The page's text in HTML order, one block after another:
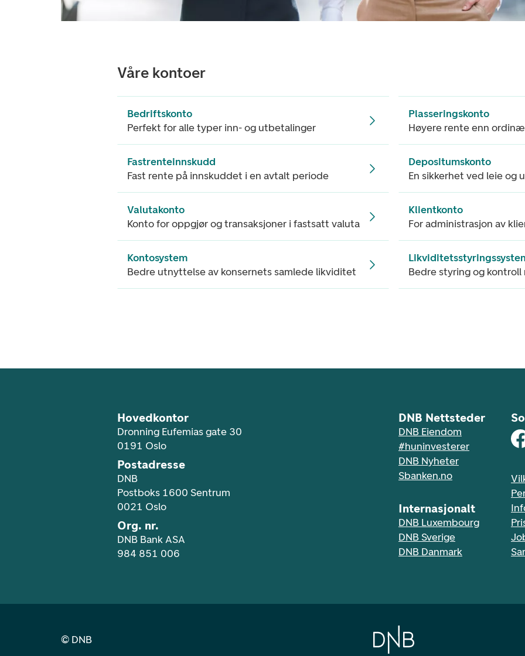
Våre kontoer
Bedriftskonto
Perfekt for alle typer inn- og utbetalinger
Plasseringskonto
Høyere rente enn
Fastrenteinnskudd
Fast rente på innskuddet i en avtalt periode
Depositumskonto
En sikkerhet ved leie og
Valutakonto
Konto for oppgjør og transaksjoner i fastsatt valuta
Klientkonto
For administrasjon av
Kontosystem
Bedre utnyttelse av konsernets samlede likviditet
Bedre styring og
Hovedkontor
Dronning Eufemias gate 30
0191 Oslo
Postadresse
DNB
Postboks 1600 Sentrum
0021 Oslo
Org. nr.
DNB Bank ASA
984 851 006
DNB Nettsteder
DNB Eiendom
#huninvesterer
DNB Nyheter
Sbanken.no
Internasjonalt
DNB Luxembourg
DNB Sverige
DNB Danmark
© DNB